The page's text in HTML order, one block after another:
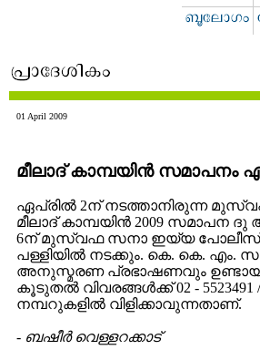
01 April 2009
മീലാദ്‌ കാമ്പയിന്‍ സമാപനം
ഏപ്രില്‍ 2ന് നടത്താനിരുന്ന
മീലാദ്‌ കാമ്പയിന്‍ 2009 സമാപന
6ന് മുസ്വഫ സനാ ഇയ്യ പോലീസ്‌
പള്ളിയില്‍ നടക്കും. കെ. കെ. എം.
അനുസ്മരണ പ്രഭാഷണവും
കൂടുതല്‍ വിവരങ്ങള്‍ക്ക്‌ 02 - 5523491 /
നമ്പറുകളില്‍ വിളിക്കാവുന്നതാണ്.
- ബഷീര്‍ വെള്ളറക്കാട്‌